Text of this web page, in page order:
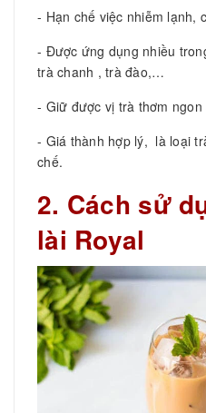
- Hạn chế việc nhiễm lạnh,
- Được ứng dụng nhiều
trà chanh , trà đào,…
- Giữ được vị trà thơm ngon
- Giá thành hợp lý, là loại
chế.
2. Cách sử
lài Royal